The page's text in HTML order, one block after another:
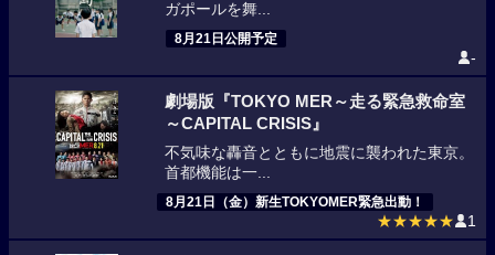
ガポールを舞...
8月21日公開予定
-
劇場版『TOKYO MER～走る緊急救命室
～CAPITAL CRISIS』
不気味な轟音とともに地震に襲われた東京。
首都機能は一...
8月21日（金）新生TOKYOMER緊急出動！
★★★★★ 1